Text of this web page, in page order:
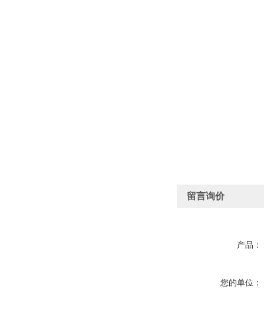
留言询价
产品：
您的单位：